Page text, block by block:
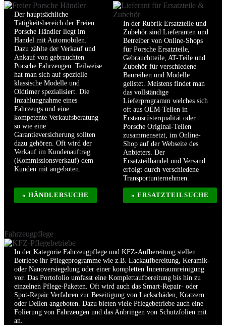
Der hauptsächliche
Tätigkeitsbereich der Freien
Porsche Händler liegt im
Handel mit Automobilen.
Dazu zählte der Verkauf und
Ankauf von gebrauchten
Porsche Fahrzeugen. Teilweise
hat man sich auf spezielle
klassische Modelle und
Oldtimer spezialisiert. Die
Inzahlungnahme eines
Fahrzeugs und eine
kompetente Verkaufsberatung
so wie eine
Garantieversicherung sollten
dazu gehören. Oft wird der
Verkauf im Kundenauftrag
(Kommissionsverkauf) dem
Kunden mit angeboten.
» HÄNDLERSUCHE
In der Rubrik Ersatzteile und
Zubehör sind Lieferanten und
Betreiber von Online-Shops
für Porsche Ersatzteile,
Gebrauchtteile, AT-Teile und
Zubehör für verschiedene
Baureihen und Modelle
gelistet. Meistens findet man
das vollständige
Lieferprogramm welches sich
oft aus OEM-Teilen in
Erstausrüsterqualität oder
Porsche Original-Teilen
zusammensetzt, im Online-
Shop auf der Webseite des
Anbieters. Der
Ersatzteilhandel und Versand
erfolgt durch verschiedene
Transportunternehmen.
» ERSATZTEILSUCHE
Fahrzeugpflege
In der Kategorie Fahrzeugpflege und KFZ-Aufbereitung stellen
Betriebe ihr Pflegeprogramme wie z.B. Lackaufbereitung, Keramik-
oder Nanoversiegelung oder einer kompletten Innenraumreinigung
vor. Das Portofolio umfasst eine Komplettaufbereitung bis hin zu
einzelnen Pflege-Paketen. Oft wird auch das Smart-Repair- oder
Spot-Repair Verfahren zur Beseitigung von Lackschäden, Kratzern
oder Dellen angeboten. Dazu bieten viele Pflegebetriebe auch eine
Folierung von Fahrzeugen und das Anbringen von Schutzfolien mit
an.